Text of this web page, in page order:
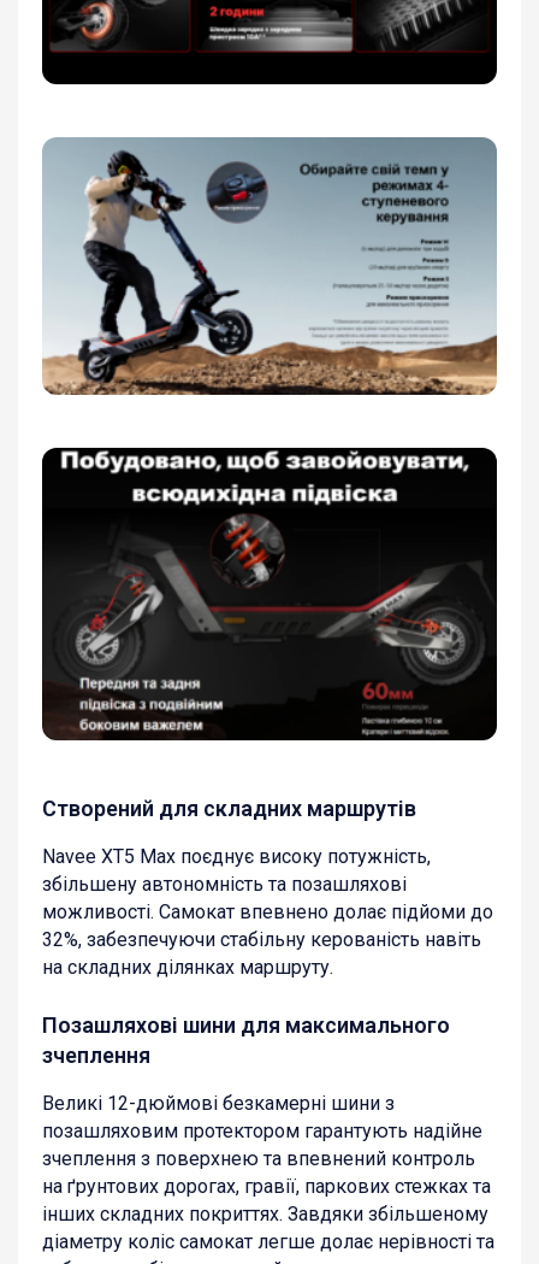
Створений для складних маршрутів
Navee XT5 Max поєднує високу потужність,
збільшену автономність та позашляхові
можливості. Самокат впевнено долає підйоми до
32%, забезпечуючи стабільну керованість навіть
на складних ділянках маршруту.
Позашляхові шини для максимального
зчеплення
Великі 12-дюймові безкамерні шини з
позашляховим протектором гарантують надійне
зчеплення з поверхнею та впевнений контроль
на ґрунтових дорогах, гравії, паркових стежках та
інших складних покриттях. Завдяки збільшеному
діаметру коліс самокат легше долає нерівності та